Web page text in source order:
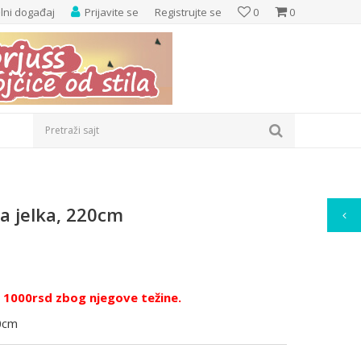
0
0
Prijavite se Registrujte se
događaj
Pretraži sajt
jelka, 220cm
zbog njegove težine.